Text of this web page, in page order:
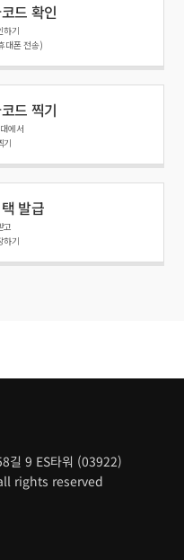
드 확인
하기
대폰 전송)
드 찍기
에서
기
발급
고
하기
길 9 ES타워 (03922)
rights reserved